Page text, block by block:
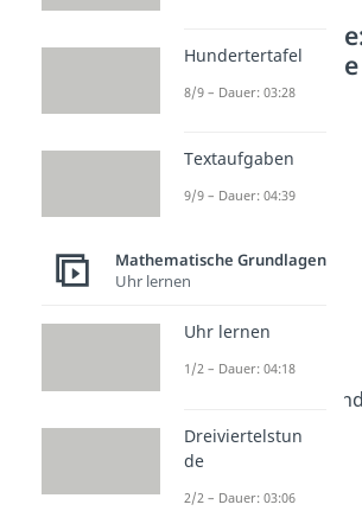
Weitere
Mathematische
Grundlagen
Rechengesetze
Kommutativgesetz
Assoziativgesetz
Dauer: 03:37
Dauer: 03:46
Dauer: 03:35
Ausmultiplizieren
Klammern auflösen
Dauer: 04:31
Klammerrechnung
Hundertertafel
8/9 – Dauer: 03:28
Textaufgaben
9/9 – Dauer: 04:39
Mathematische Grundlagen
Uhr lernen
Uhr lernen
1/2 – Dauer: 04:18
Dreiviertelstun
de
2/2 – Dauer: 03:06